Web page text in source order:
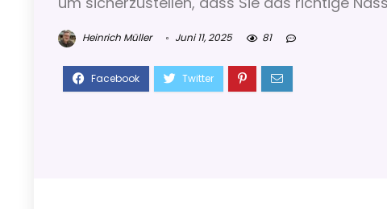
Heinrich Müller Juni 11, 2025 81